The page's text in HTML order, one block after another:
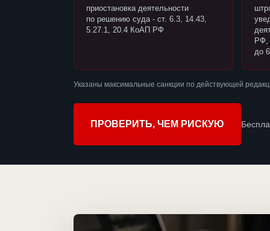
приостановка деятельности
по решению суда - ст. 6.3, 14.43,
5.27.1, 20.4 КоАП РФ
РФ,
до
Указаны максимальные санкции по действующей
ПРОВЕРИТЬ, ЧЕМ РИСКУЮ